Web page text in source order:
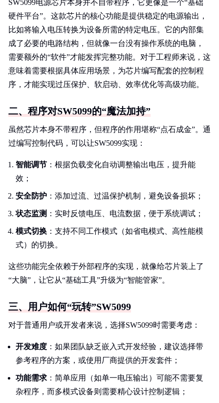
SW5099电源芯片本身并不自带程序，它更像是一个“基础
硬件平台”。这款芯片的核心功能是提供稳定的电源输出，
比如将输入电压转换为设备所需的特定电压。它的内部集
成了必要的电路结构，但就像一台没有操作系统的电脑，
需要额外的“软件”才能发挥完整功能。对于工程师来说，这
意味着需要根据具体应用场景，为芯片编写配套的控制程
序，才能实现过压保护、软启动、效率优化等高级功能。
二、程序对SW5099的“魔法加持”
虽然芯片本身不带程序，但程序的作用堪称“点石成金”。通
过编写控制代码，可以让SW5099实现：
智能调节 ：根据负载变化自动调整输出电压，提升能
效；
安全防护 ：添加过流、过温保护机制，避免设备损坏；
状态监测 ：实时反馈电压、电流数据，便于系统调试；
模式切换 ：支持不同工作模式（如省电模式、高性能模
式）的切换。
这些功能完全依赖于外部程序的实现，就像给芯片装上了
“大脑”，让它从“基础工具”升级为“智能管家”。
三、用户如何“玩转”SW5099
对于普通用户或开发者来说，选择SW5099时需要考虑：
开发难度 ：如果团队缺乏嵌入式开发经验，建议选择带
参考程序的方案，或使用厂商提供的开发套件；
功能需求 ：简单应用（如单一电压输出）可能不需要复
杂程序，而多模式设备则需要精心设计控制逻辑；